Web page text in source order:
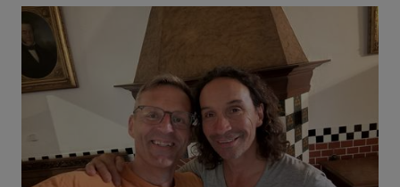
„Loss dir nix jefalle“ in 7 Tage 1 Song